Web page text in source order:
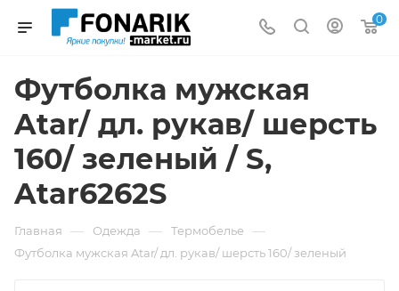
0
Футболка мужская
Atar/ дл. рукав/ шерсть
160/ зеленый / S,
Atar6262S
Главная — Одежда — Термобелье —
Футболка мужская Atar/ дл. рукав/ шерсть 160/ зеленый